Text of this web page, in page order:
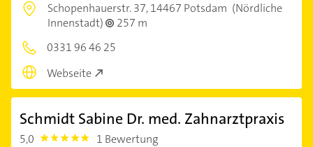
Schopenhauerstr. 37,14467 Potsdam (Nördliche
Innenstadt)
257 m
0331 96 46 25
Webseite
Schmidt Sabine Dr. med. Zahnarztpraxis
5,0 5.0 1 Bewertung